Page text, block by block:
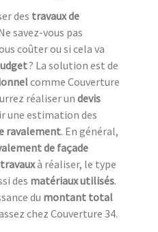
des travaux de
savez-vous pas
coûter ou si cela va
? La solution est de
comme Couverture
réaliser un devis
une estimation des
ravalement. En général,
de façade
à réaliser, le type
des matériaux utilisés.
du montant total
chez Couverture 34.